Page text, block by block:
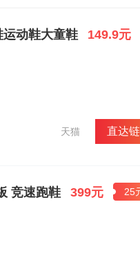
外361°在飞速发展的同时一
汶川地震”发生的第二天，
企业、对社会“多一度热爱”的
敬的体育用品品牌。
动鞋大童鞋 149.9元
直达
天猫
竞速跑鞋 399元 25